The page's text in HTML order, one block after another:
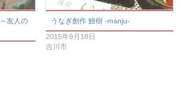
友人の
うなぎ創作 鰻樹 -manju-
2015年9月18日
吉川市